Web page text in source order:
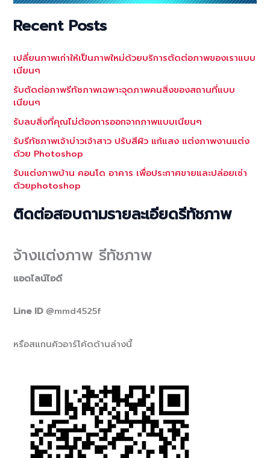
Recent Posts
เปลี่ยนภาพเก่าให้เป็นภาพใหม่ด้วยบริการตัดต่อภาพของเราแบบ
เนียนๆ
รับตัดต่อภาพรีทัชภาพเฉพาะจุดภาพคนสิ่งของสถานที่แบบ
เนียนๆ
รับลบสิ่งที่คุณไม่ต้องการออกจากภาพแบบเนียนๆ
รับรีทัชภาพเจ้าบ่าวเจ้าสาว ปรับสีผิว แก้แสง แต่งภาพงานแต่ง
ด้วย Photoshop
รับแต่งภาพบ้าน คอนโด อาคาร เพื่อประกาศขายและปล่อยเช่า
ด้วยphotoshop
ติดต่อสอบถามรายละเอียดรีทัชภาพ
จ้างแต่งภาพ รีทัชภาพ
แอดไลน์ไอดี
Line ID @mmd4525f
หรือสแกนคิวอาร์โค้ดด้านล่างนี้